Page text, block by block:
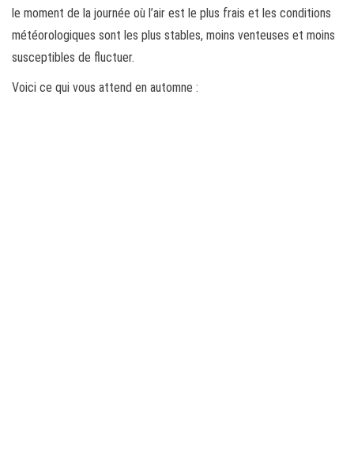
le moment de la journée où l’air est le plus frais et les conditions
météorologiques sont les plus stables, moins venteuses et moins
susceptibles de fluctuer.
Voici ce qui vous attend en automne :